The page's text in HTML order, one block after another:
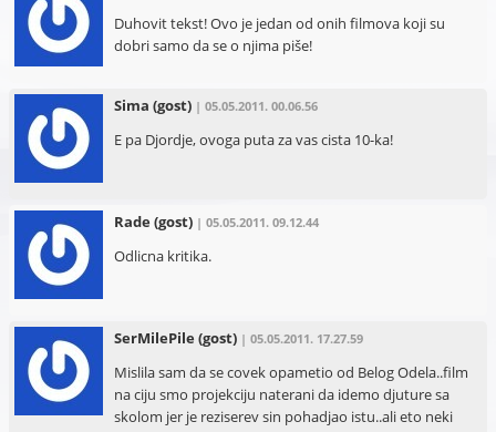
Duhovit tekst! Ovo je jedan od onih filmova koji su
dobri samo da se o njima piše!
Sima (gost) | 05.05.2011. 00.06.56
E pa Djordje, ovoga puta za vas cista 10-ka!
Rade(gost) | 05.05.2011. 09.12.44
Odlicna kritika.
SerMilePile (gost) | 05.05.2011. 17.27.59
Mislila sam da se covek opametio od Belog Odela..film
na ciju smo projekciju naterani da idemo djuture sa
skolom jer je reziserev sin pohadjao istu..ali eto neki